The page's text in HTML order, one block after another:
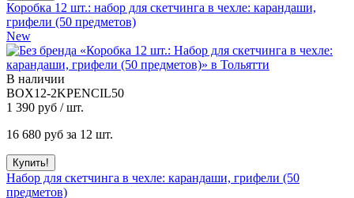
Коробка 12 шт.: набор для скетчинга в чехле: карандаши,
грифели (50 предметов)
New
В наличии
BOX12-2KPENCIL50
1 390 руб / шт.
16 680 руб за 12 шт.
Набор для скетчинга в чехле: карандаши, грифели (50
предметов)